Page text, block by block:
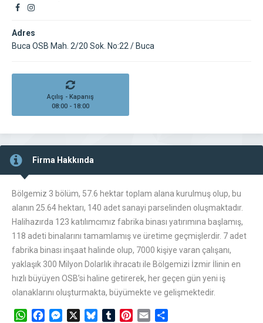
Adres
Buca OSB Mah. 2/20 Sok. No:22 / Buca
Açılış - Kapanış
08:00 - 18:00
Firma Hakkında
Bölgemiz 3 bölüm, 57.6 hektar toplam alana kurulmuş olup, bu
alanın 25.64 hektarı, 140 adet sanayi parselinden oluşmaktadır.
Halihazırda 123 katılımcımız fabrika binası yatırımına başlamış,
118 adeti binalarını tamamlamış ve üretime geçmişlerdir. 7 adet
fabrika binası inşaat halinde olup, 7000 kişiye varan çalışanı,
yaklaşık 300 Milyon Dolarlık ihracatı ile Bölgemizi İzmir İlinin en
hızlı büyüyen OSB’si haline getirerek, her geçen gün yeni iş
olanaklarını oluşturmakta, büyümekte ve gelişmektedir.
WhatsAppFacebookMessengerBlueskyTumblrPinterest
Email